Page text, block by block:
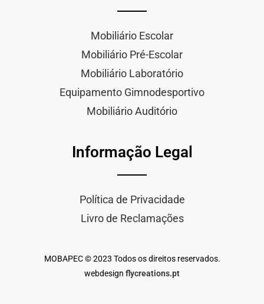
Mobiliário Escolar
Mobiliário Pré-Escolar
Mobiliário Laboratório
Equipamento Gimnodesportivo
Mobiliário Auditório
Informação Legal
Política de Privacidade
Livro de Reclamações
MOBAPEC © 2023 Todos os direitos reservados.
webdesign flycreations.pt